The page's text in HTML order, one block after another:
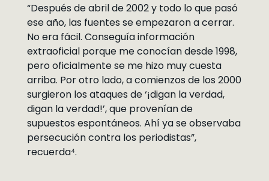
“Después de abril de 2002 y todo lo que pasó
ese año, las fuentes se empezaron a cerrar.
No era fácil. Conseguía información
extraoficial porque me conocían desde 1998,
pero oficialmente se me hizo muy cuesta
arriba. Por otro lado, a comienzos de los 2000
surgieron los ataques de ‘¡digan la verdad,
digan la verdad!’, que provenían de
supuestos espontáneos. Ahí ya se observaba
persecución contra los periodistas”,
recuerda⁴.